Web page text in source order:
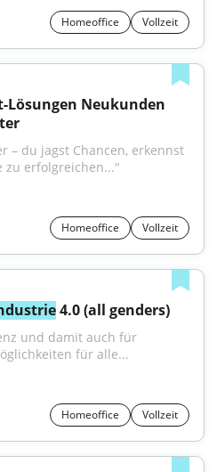
Homeoffice Vollzeit
– du jagst Chancen, erkennst
zu erfolgreichen..."
Homeoffice Vollzeit
4.0 (all genders)
und damit auch für
für alle...
Homeoffice Vollzeit